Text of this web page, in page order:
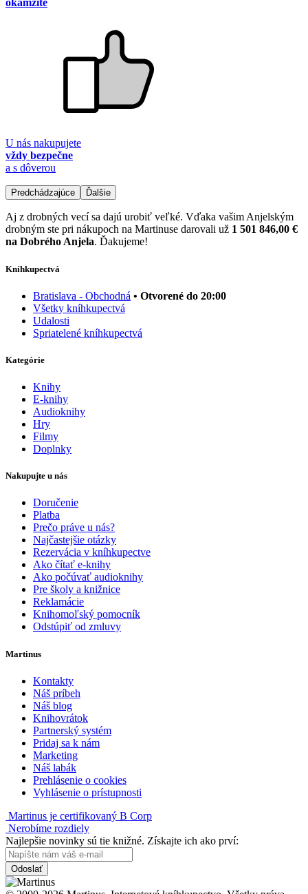
okamžite
U nás nakupujete
vždy bezpečne
a s dôverou
Predchádzajúce Ďalšie
Aj z drobných vecí sa dajú urobiť veľké. Vďaka vašim Anjelským
drobným ste pri nákupoch na Martinuse darovali už 1 501 846,00 €
na Dobrého Anjela. Ďakujeme!
Kníhkupectvá
Bratislava - Obchodná • Otvorené do 20:00
Všetky kníhkupectvá
Udalosti
Spriatelené kníhkupectvá
Kategórie
Knihy
E-knihy
Audioknihy
Hry
Filmy
Doplnky
Nakupujte u nás
Doručenie
Platba
Prečo práve u nás?
Najčastejšie otázky
Rezervácia v kníhkupectve
Ako čítať e-knihy
Ako počúvať audioknihy
Pre školy a knižnice
Reklamácie
Knihomoľský pomocník
Odstúpiť od zmluvy
Martinus
Kontakty
Náš príbeh
Náš blog
Knihovrátok
Partnerský systém
Pridaj sa k nám
Marketing
Náš labák
Prehlásenie o cookies
Vyhlásenie o prístupnosti
Martinus je certifikovaný B Corp
Nerobíme rozdiely
Najlepšie novinky sú tie knižné. Získajte ich ako prví:
Odoslať